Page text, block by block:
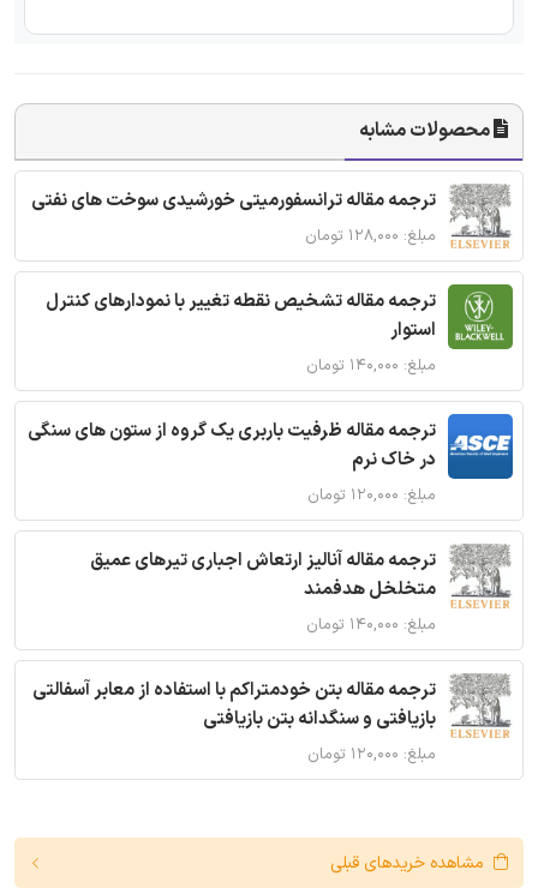
محصولات مشابه
ترجمه مقاله ترانسفورمیتی خورشیدی سوخت های نفتی
مبلغ: ۱۲۸,۰۰۰ تومان
ترجمه مقاله تشخیص نقطه تغییر با نمودارهای کنترل
استوار
مبلغ: ۱۴۰,۰۰۰ تومان
ترجمه مقاله ظرفیت باربری یک گروه از ستون های سنگی
در خاک نرم
مبلغ: ۱۲۰,۰۰۰ تومان
ترجمه مقاله آنالیز ارتعاش اجباری تیرهای عمیق
متخلخل هدفمند
مبلغ: ۱۴۰,۰۰۰ تومان
ترجمه مقاله بتن خودمتراکم با استفاده از معابر آسفالتی
بازیافتی و سنگدانه بتن بازیافتی
مبلغ: ۱۲۰,۰۰۰ تومان
مشاهده خریدهای قبلی